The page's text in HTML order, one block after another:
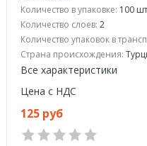
Количество в упаковке: 100
Количество слоев: 2
Количество упаковок в
Страна происхождения:
Все характеристики
Цена с НДС
125 руб